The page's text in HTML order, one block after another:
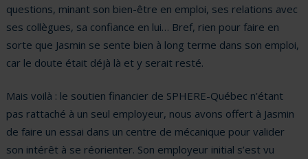
questions, minant son bien-être en emploi, ses relations avec
ses collègues, sa confiance en lui… Bref, rien pour faire en
sorte que Jasmin se sente bien à long terme dans son emploi,
car le doute était déjà là et y serait resté.
Mais voilà : le soutien financier de SPHERE-Québec n’étant
pas rattaché à un seul employeur, nous avons offert à Jasmin
de faire un essai dans un centre de mécanique pour valider
son intérêt à se réorienter. Son employeur initial s’est vu